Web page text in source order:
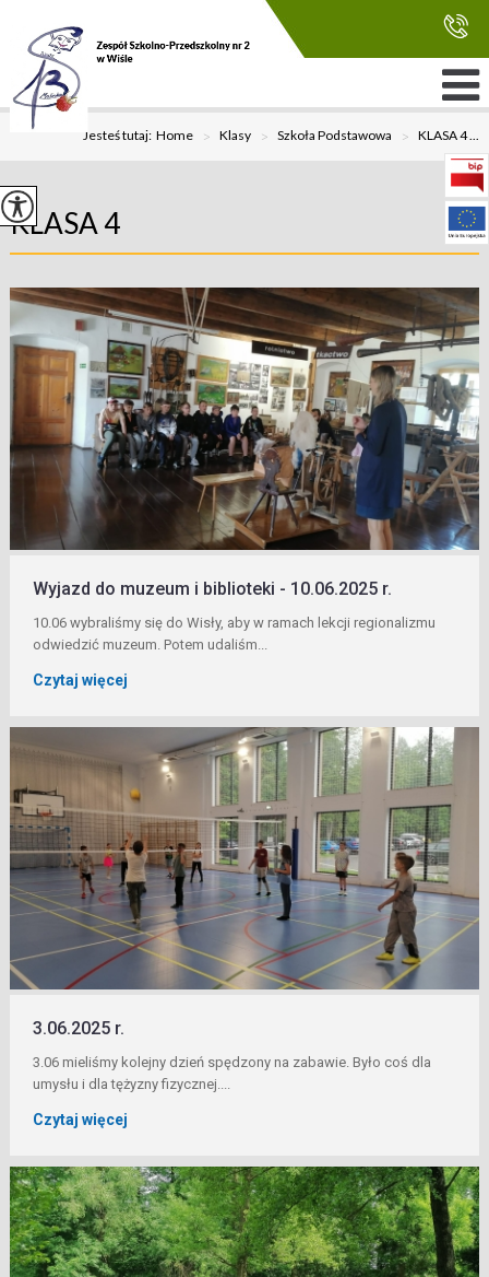
Jesteś tutaj:Home > Klasy > Szkoła Podstawowa > KLASA 4 ...
KLASA 4
Wyjazd do muzeum i biblioteki - 10.06.2025 r.
10.06 wybraliśmy się do Wisły, aby w ramach lekcji regionalizmu
odwiedzić muzeum. Potem udaliśm...
Czytaj więcej
3.06.2025 r.
3.06 mieliśmy kolejny dzień spędzony na zabawie. Było coś dla
umysłu i dla tężyzny fizycznej....
Czytaj więcej